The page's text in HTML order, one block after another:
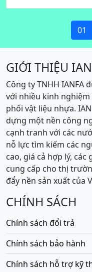
01
GIỚI THIỆU
Công ty TNHH IANFA
với nhiều kinh
phối vật liệu nhựa.
dựng một nền công
cạnh tranh với các
nỗ lực tìm kiếm các
cao, giá cả hợp lý,
cung cấp cho thị
đẩy nền sản xuất của
CHÍNH SÁCH
Chính sách đổi trả
Chính sách bảo hành
Chính sách hỗ trợ kỹ